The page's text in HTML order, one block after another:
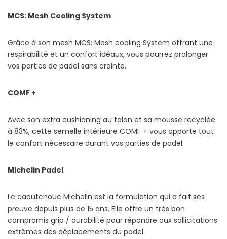
MCS: Mesh Cooling System
Grâce à son mesh MCS: Mesh cooling System offrant une
respirabilité et un confort idéaux, vous pourrez prolonger
vos parties de padel sans crainte.
COMF +
Avec son extra cushioning au talon et sa mousse recyclée
à 83%, cette semelle intérieure COMF + vous apporte tout
le confort nécessaire durant vos parties de padel.
Michelin Padel
Le caoutchouc Michelin est la formulation qui a fait ses
preuve depuis plus de 15 ans. Elle offre un très bon
compromis grip / durabilité pour répondre aux sollicitations
extrêmes des déplacements du padel.